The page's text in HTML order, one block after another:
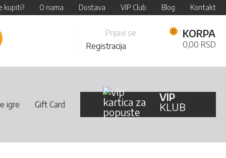
kupiti? O nama Dostava VIP Club Blog Kontakt
Content
Prijavi se
Registracija
KORPA
0,00 RSD
igre Gift Card
VIP
KLUB